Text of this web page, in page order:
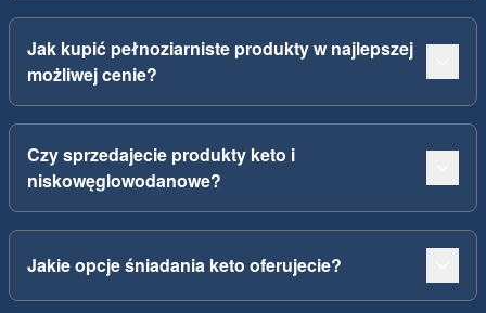
Jak kupić pełnoziarniste produkty w najlepszej
możliwej cenie?
Czy sprzedajecie produkty keto i
niskowęglowodanowe?
Jakie opcje śniadania keto oferujecie?